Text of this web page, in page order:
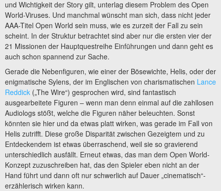
und Wichtigkeit der Story gilt, unterlag diesem Problem des Open
World-Viruses. Und manchmal wünscht man sich, dass nicht jeder
AAA-Titel Open World sein muss, wie es zurzeit der Fall zu sein
scheint. In der Struktur betrachtet sind aber nur die ersten vier der
21 Missionen der Hauptquestreihe Einführungen und dann geht es
auch schon spannend zur Sache.
Gerade die Nebenfiguren, wie einer der Bösewichte, Helis, oder der
enigmatische Sylens, der im Englischen von charismatischen Lance
Reddick („The Wire“) gesprochen wird, sind fantastisch
ausgearbeitete Figuren – wenn man denn einmal auf die zahllosen
Audiologs stößt, welche die Figuren näher beleuchten. Sonst
könnten sie hier und da etwas platt wirken, was gerade im Fall von
Helis zutrifft. Diese große Disparität zwischen Gezeigtem und zu
Entdeckendem ist etwas überraschend, weil sie so gravierend
unterschiedlich ausfällt. Erneut etwas, das man dem Open World-
Konzept zuzuschreiben hat, das den Spieler eben nicht an der
Hand führt und dann oft nur schwerlich auf Dauer „cinematisch“-
erzählerisch wirken kann.